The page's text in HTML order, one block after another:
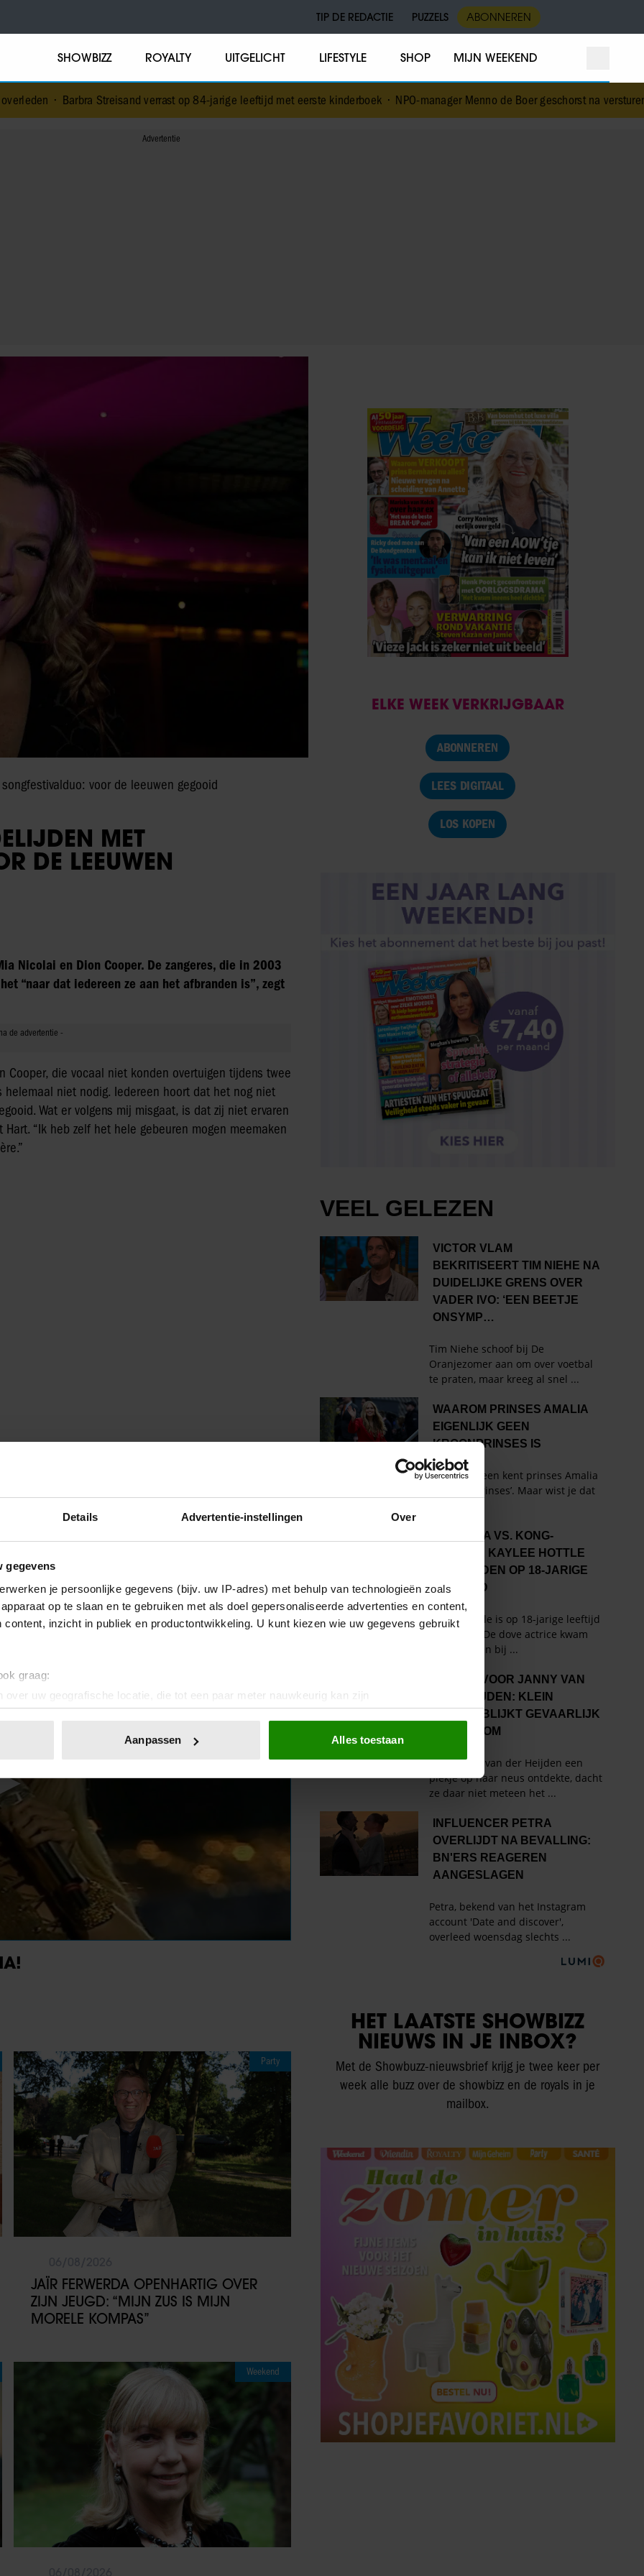
Details Advertentie-instellingen Over
gegevens
je persoonlijke gegevens (bijv. uw IP-adres) met behulp van technologieën zoals
op te slaan en te gebruiken met als doel gepersonaliseerde advertenties en content,
content, inzicht in publiek en productontwikkeling. U kunt kiezen wie uw gegevens gebruikt
graag:
over uw geografische locatie, die tot een paar meter nauwkeurig kan zijn
door het actief te scannen op specifieke eigenschappen (fingerprinting)
of intrekken in de Cookieverklaring.
en advertenties te personaliseren, om functies voor social media te bieden en om ons
Ook delen we informatie over uw gebruik van onze site met onze partners voor social
Deze partners kunnen deze gegevens combineren met andere informatie die u aan ze heeft
op basis van uw gebruik van hun services. U gaat akkoord met onze cookies als u
Aanpassen Alles toestaan
TIP DE REDACTIE PUZZELS ABONNEREN
SHOWBIZZ ROYALTY UITGELICHT LIFESTYLE SHOP MIJN WEEKEND
Streisand verrast op 84-jarige leeftijd met eerste kinderboek•NPO-manager Menno de Boer geschorst na versturen dickpic in
voor de leeuwen gegooid
MET
DE LEEUWEN
Nicolai en Dion Cooper. De zangeres, die in 2003
“naar dat iedereen ze aan het afbranden is”, zegt
die vocaal niet konden overtuigen tijdens twee
helemaal niet nodig. Iedereen hoort dat het nog niet
Wat er volgens mij misgaat, is dat zij niet ervaren
“Ik heb zelf het hele gebeuren mogen meemaken
voor hulp. “Als ik terugkijk naar mijn eigen
mijn stem. Maar dat heeft verder niemand kunnen
maar wel helpen om het iets meer steady te
Party
JAÏR FERWERDA OPENHARTIG OVER
ZIJN JEUGD: “MIJN ZUS IS MIJN
MORELE KOMPAS”
Weekend
ELKE WEEK VERKRIJGBAAR
ABONNEREN
LEES DIGITAAL
LOS KOPEN
HET LAATSTE SHOWBIZZ
NIEUWS IN JE INBOX?
Met de Showbuzz-nieuwsbrief krijg je twee keer per
week alle buzz over de showbizz en de royals in je
mailbox.